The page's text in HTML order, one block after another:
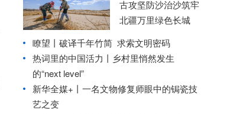
古攻坚防沙治沙筑牢
北疆万里绿色长城
瞭望丨 破译千年竹简 求索文明密码
热词里的中国活力丨乡村里悄然发生
的“next level”
新华全媒+丨 一名文物修复师眼中的锔瓷技
艺之变